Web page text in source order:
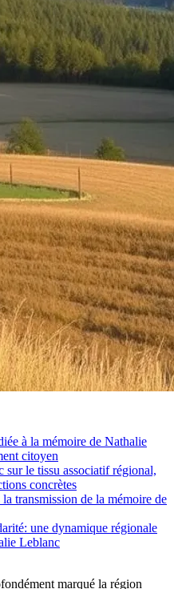
à la mémoire de Nathalie
citoyen
sur le tissu associatif régional,
concrètes
transmission de la mémoire de
une dynamique régionale
Leblanc
marqué la région